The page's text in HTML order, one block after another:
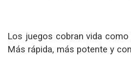
Los juegos cobran vida como
Más rápida, más potente y